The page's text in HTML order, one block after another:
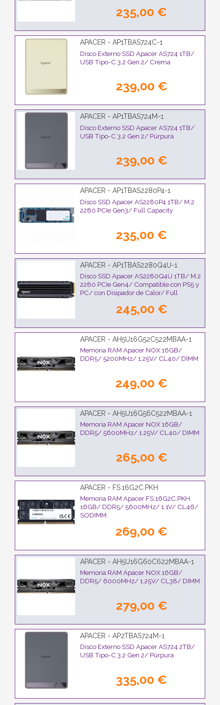
235,00 €
APACER - AP1TBAS724C-1
Disco Externo SSD Apacer AS724 1TB/
USB Tipo-C 3.2 Gen 2/ Crema
239,00 €
APACER - AP1TBAS724M-1
Disco Externo SSD Apacer AS724 1TB/
USB Tipo-C 3.2 Gen 2/ Púrpura
239,00 €
APACER - AP1TBAS2280P4-1
Disco SSD Apacer AS2280P4 1TB/ M.2
2280 PCIe Gen3/ Full Capacity
235,00 €
APACER - AP1TBAS2280Q4U-1
Disco SSD Apacer AS2280Q4U 1TB/ M.2
2280 PCIe Gen4/ Compatible con PS5 y
PC/ con Disipador de Calor/ Full
245,00 €
APACER - AH5U16G52C522MBAA-1
Memoria RAM Apacer NOX 16GB/
DDR5/ 5200MHz/ 1.25V/ CL40/ DIMM
249,00 €
APACER - AH5U16G56C522MBAA-1
Memoria RAM Apacer NOX 16GB/
DDR5/ 5600MHz/ 1.25V/ CL40/ DIMM
265,00 €
APACER - FS.16G2C.PKH
Memoria RAM Apacer FS.16G2C.PKH
16GB/ DDR5/ 5600MHz/ 1.1V/ CL46/
SODIMM
269,00 €
APACER - AH5U16G60C622MBAA-1
Memoria RAM Apacer NOX 16GB/
DDR5/ 6000MHz/ 1.25V/ CL38/ DIMM
279,00 €
APACER - AP2TBAS724M-1
Disco Externo SSD Apacer AS724 2TB/
USB Tipo-C 3.2 Gen 2/ Púrpura
335,00 €